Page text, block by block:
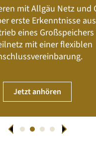
mit Allgäu Netz und
erste Erkenntnisse
eines
mit einer flexiblen
Jetzt anhören